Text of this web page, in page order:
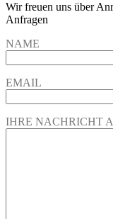
Wir freuen uns über
Anfragen
NAME
EMAIL
IHRE NACHRICHT